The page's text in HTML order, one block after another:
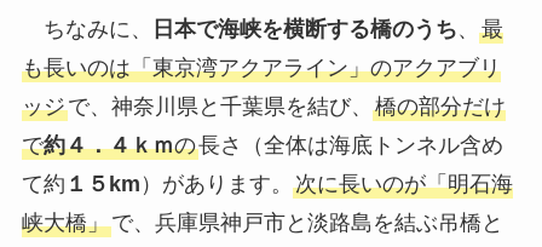
ちなみに、 日本で海峡を横断する橋のうち、 最
も長いのは「東京湾アクアライン」のアクアブリ
ッジで、神奈川県と千葉県を結び、 橋の部分だけ
で約４．４ｋｍの長さ（全体は海底トンネル含め
て約 １５km ）があります。 次に長いのが「明石海
峡大橋」で、兵庫県神戸市と淡路島を結ぶ吊橋と